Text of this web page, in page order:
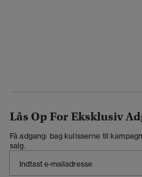
Lås Op For Eksklusiv
Få adgang: bag kulisserne til
salg.